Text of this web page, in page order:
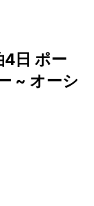
日 ポー
~ オーシ